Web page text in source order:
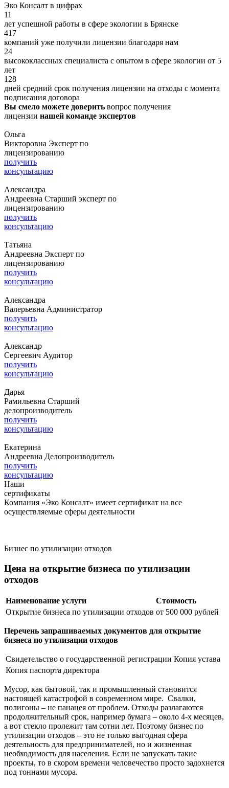
Эко Консалт в цифрах
11
лет успешной работы в сфере экологии в Брянске
417
компаний уже получили лицензии благодаря нам
24
высококлассных специалиста с опытом в сфере экологии от 5
лет
128
дней средний срок получения лицензии на отходы с момента
подписания договора
Вы смело можете доверить вопрос получения
лицензии нашей команде экспертов
Ольга
Викторовна Эксперт по
лицензированию
получить
консультацию
Александра
Андреевна Старший эксперт по
лицензированию
получить
консультацию
Татьяна
Андреевна Эксперт по
лицензированию
получить
консультацию
Александра
Валерьевна Администратор
получить
консультацию
Александр
Сергеевич Аудитор
получить
консультацию
Дарья
Рамильевна Старший
делопроизводитель
получить
консультацию
Екатерина
Андреевна Делопроизводитель
получить
консультацию
Наши
сертификаты
Компания «Эко Консалт» имеет сертификат на все
осуществляемые сферы деятельности
Бизнес по утилизации отходов
Цена на открытие бизнеса по утилизации
отходов
Наименование услуги
Стоимость
Открытие бизнеса по утилизации отходов от 500 000 рублей
Перечень запрашиваемых документов для открытие
бизнеса по утилизации отходов
Свидетельство о государственной регистрации Копия устава
Копия паспорта директора
Мусор, как бытовой, так и промышленный становится
настоящей катастрофой в современном мире. Свалки,
полигоны – не панацея от проблем. Отходы разлагаются
продолжительный срок, например бумага – около 4-х месяцев,
а вот стекло пролежит там сотни лет. Поэтому бизнес по
утилизации отходов – это не только выгодная сфера
деятельность для предпринимателей, но и жизненная
необходимость для населения. Если не запускать такие
проекты, то в скором времени человечество просто задохнется
под тоннами мусора.